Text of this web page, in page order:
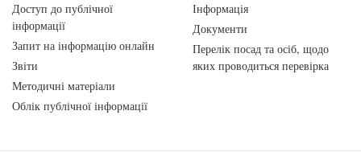
Доступ до публічної
інформації
Запит на інформацію онлайн
Звіти
Методичні матеріали
Облік публічної інформації
Інформація
Документи
Перелік посад та осіб, щодо
яких проводиться перевірка